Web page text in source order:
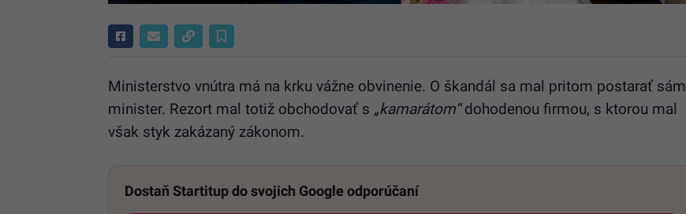
Ministerstvo vnútra má na krku vážne obvinenie. O škandál sa mal pritom postarať sám
minister. Rezort mal totiž obchodovať s „kamarátom“dohodenou firmou, s ktorou mal
však styk zakázaný zákonom.
Dostaň Startitup do svojich Google odporúčaní